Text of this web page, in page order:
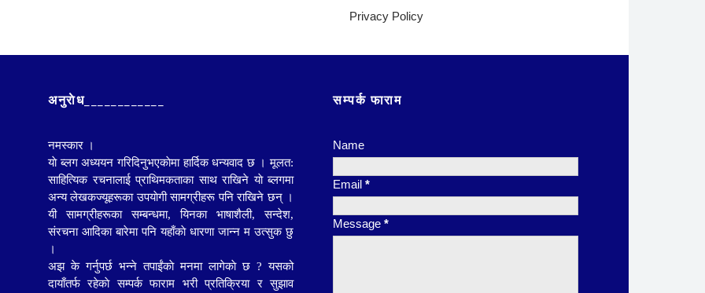
Privacy Policy
अनुराेध____________
नमस्कार ।
याे ब्लग अध्ययन गरिदिनुभएकाेमा हार्दिक धन्यवाद छ । मूलत:
साहित्यिक रचनालाई प्राथिमकताका साथ राखिने याे ब्लगमा
अन्य लेखकज्यूहरूकाउपयाेगी सामग्रीहरू पनि राखिने छन् ।
यी सामग्रीहरूका सम्बन्धमा, यिनका भाषाशैली, सन्देश,
संरचना आदिका बारेमा पनि यहाँकाे धारणा जान्न म उत्सुक छु
।
अझ के गर्नुपर्छ भन्ने तपाईंकाे मनमा लागेकाे छ ? यसको
दायाँतर्फ रहेकाे सम्पर्क फाराम भरी प्रतिक्रिया र सुझाव
सम्पर्क फाराम
Name
Email *
Message *